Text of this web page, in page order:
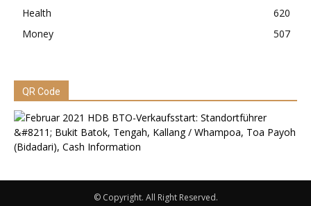
Health
620
Money
507
QR Code
© Copyright. All Right Reserved.